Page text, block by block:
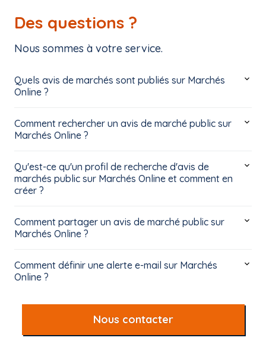
Des questions ?
Nous sommes à votre service.
Quels avis de marchés sont publiés sur Marchés
Online ?
Comment rechercher un avis de marché public sur
Marchés Online ?
Qu'est-ce qu'un profil de recherche d'avis de
marchés public sur Marchés Online et comment en
créer ?
Comment partager un avis de marché public sur
Marchés Online ?
Comment définir une alerte e-mail sur Marchés
Online ?
Nous contacter